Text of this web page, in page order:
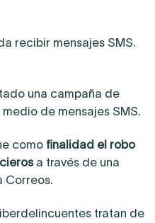
recibir mensajes SMS.
una campaña de
de mensajes SMS.
como finalidad el robo
a través de una
Correos.
tratan de